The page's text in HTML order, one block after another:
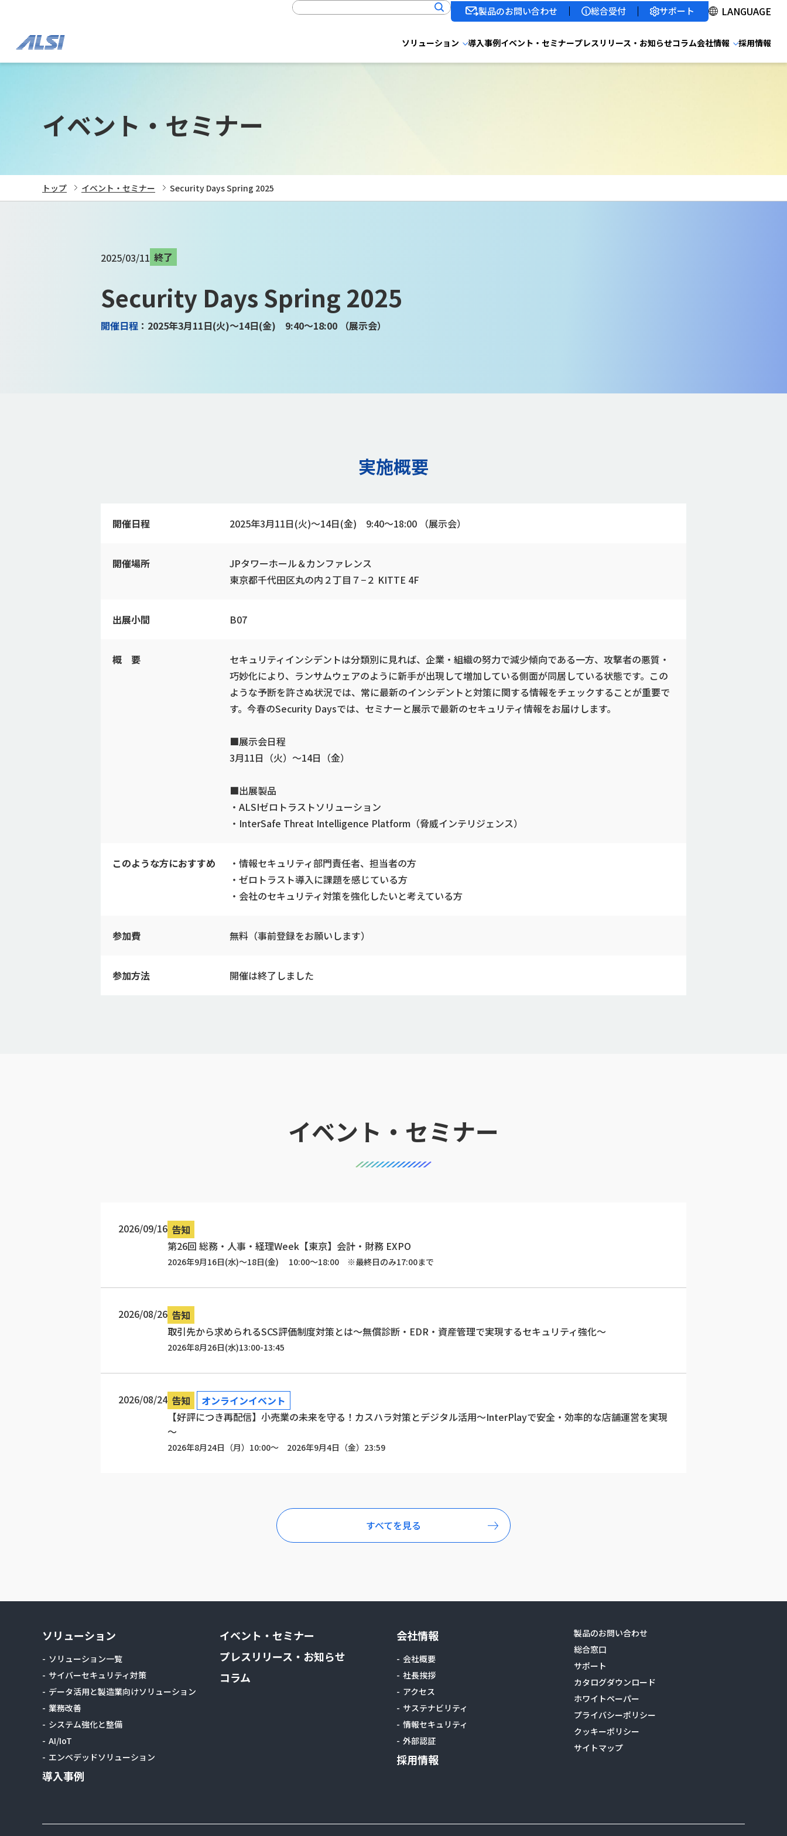
製品のお問い合わせ 総合受付 サポート
ソリューション 導入事例イベント・セミナープレスリリース・お知らせコラム会社情報 採用情報
イベント・セミナー
トップ イベント・セミナー Security Days Spring 2025
2025/03/11 終了
Security Days Spring 2025
開催日程 ：2025年3月11日(火)～14日(金) 9:40～18:00 （展示会）
実施概要
開催日程 2025年3月11日(火)～14日(金) 9:40～18:00 （展示会）
開催場所
JPタワーホール＆カンファレンス
東京都千代田区丸の内２丁目７−２ KITTE 4F
出展小間 B07
概 要
セキュリティインシデントは分類別に見れば、企業・組織の努力で減少傾向である一方、攻撃者の悪質・
巧妙化により、ランサムウェアのように新手が出現して増加している側面が同居している状態です。この
ような予断を許さぬ状況では、常に最新のインシデントと対策に関する情報をチェックすることが重要で
す。今春のSecurity Daysでは、セミナーと展示で最新のセキュリティ情報をお届けします。
■展示会日程
3月11日（火）～14日（金）
■出展製品
・ALSIゼロトラストソリューション
・InterSafe Threat Intelligence Platform（脅威インテリジェンス）
このような方におすすめ
・情報セキュリティ部門責任者、担当者の方
・ゼロトラスト導入に課題を感じている方
・会社のセキュリティ対策を強化したいと考えている方
参加費 無料（事前登録をお願いします）
参加方法 開催は終了しました
イベント・セミナー
2026/09/16 告知
第26回 総務・人事・経理Week【東京】会計・財務 EXPO
2026年9月16日(水)～18日(金) 10:00～18:00 ※最終日のみ17:00まで
2026/08/26 告知
取引先から求められるSCS評価制度対策とは～無償診断・EDR・資産管理で実現するセキュリティ強化～
2026年8月26日(水)13:00-13:45
2026/08/24 告知
オンラインイベント
【好評につき再配信】小売業の未来を守る！カスハラ対策とデジタル活用～InterPlayで安全・効率的な店舗運営を実現
～
2026年8月24日（月）10:00～ 2026年9月4日（金）23:59
すべてを見る
ソリューション
ソリューション一覧
サイバーセキュリティ対策
データ活用と製造業向けソリューション
業務改善
システム強化と整備
AI/IoT
エンベデッドソリューション
導入事例
イベント・セミナー
プレスリリース・お知らせ
コラム
会社情報
会社概要
社長挨拶
アクセス
サステナビリティ
情報セキュリティ
外部認証
採用情報
製品のお問い合わせ
総合窓口
サポート
カタログダウンロード
ホワイトペーパー
プライバシーポリシー
クッキーポリシー
サイトマップ